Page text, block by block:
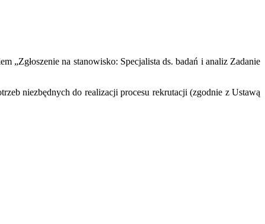
„Zgłoszenie na stanowisko: Specjalista ds. badań i analiz Zadanie
niezbędnych do realizacji procesu rekrutacji (zgodnie z Ustawą